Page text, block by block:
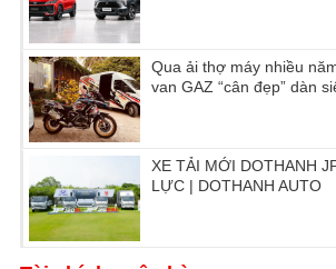
Qua ải thợ máy nhiều
van GAZ “cân đẹp” dàn
XE TẢI MỚI DOTHANH
LỰC | DOTHANH AUTO